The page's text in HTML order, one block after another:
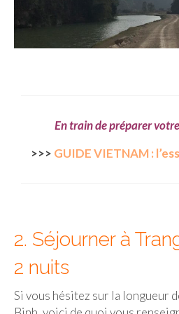
JAPON
– Osaka
USA
– Los Angeles
VIETNAM
En train de préparer
>>> GUIDE VIETNAM :
2. Séjourner à
2 nuits
Si vous hésitez sur la longueur